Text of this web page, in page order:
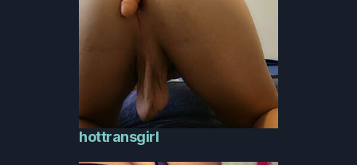
hottransgirl